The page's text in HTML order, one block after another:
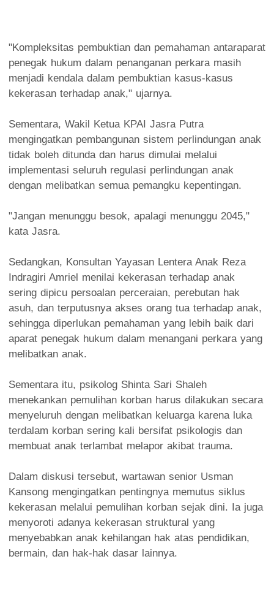
"Kompleksitas pembuktian dan pemahaman antaraparat
penegak hukum dalam penanganan perkara masih
menjadi kendala dalam pembuktian kasus-kasus
kekerasan terhadap anak," ujarnya.
Sementara, Wakil Ketua KPAI Jasra Putra
mengingatkan pembangunan sistem perlindungan anak
tidak boleh ditunda dan harus dimulai melalui
implementasi seluruh regulasi perlindungan anak
dengan melibatkan semua pemangku kepentingan.
"Jangan menunggu besok, apalagi menunggu 2045,"
kata Jasra.
Sedangkan, Konsultan Yayasan Lentera Anak Reza
Indragiri Amriel menilai kekerasan terhadap anak
sering dipicu persoalan perceraian, perebutan hak
asuh, dan terputusnya akses orang tua terhadap anak,
sehingga diperlukan pemahaman yang lebih baik dari
aparat penegak hukum dalam menangani perkara yang
melibatkan anak.
Sementara itu, psikolog Shinta Sari Shaleh
menekankan pemulihan korban harus dilakukan secara
menyeluruh dengan melibatkan keluarga karena luka
terdalam korban sering kali bersifat psikologis dan
membuat anak terlambat melapor akibat trauma.
Dalam diskusi tersebut, wartawan senior Usman
Kansong mengingatkan pentingnya memutus siklus
kekerasan melalui pemulihan korban sejak dini. Ia juga
menyoroti adanya kekerasan struktural yang
menyebabkan anak kehilangan hak atas pendidikan,
bermain, dan hak-hak dasar lainnya.